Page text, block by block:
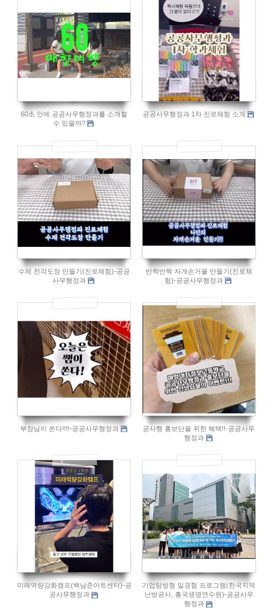
871
60초 안에 공공사무행정과를 소개할
수 있을까?
931
공공사무행정과 1차 진로체험 소개
909
수제 전각도장 만들기(진로체험)-공공
사무행정과
996
반짝반짝 자개손거울 만들기(진로체
험)-공공사무행정과
872
부장님이 쏜다!!!!-공공사무행정과
803
공사행 홍보단을 위한 혜택!!-공공사무
행정과
814
미래역량강화캠프(백남준아트센터)-공
공사무행정과
952
기업탐방형 일경험 프로그램(한국지역
난방공사, 흥국생명연수원)-공공사무
행정과